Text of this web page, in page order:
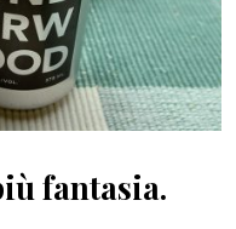
fantasia.